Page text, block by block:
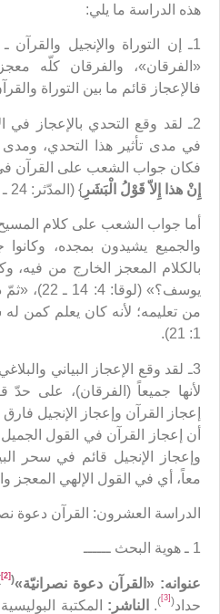
هذه الدراسة ما يلي:
1ـ إن التوراة والإنجيل
«الفرقان»، والفرقان كلّه
فالإعجاز قائم ما بين التوراة
2ـ لقد وقع التحدي بالإعجاز في
في مدى تأثير هذا التحدي،
فكان جواب الشعب على القرآن
إِنْ هذا إِلاّ قَوْلُ الْبَشَرِ } (المدّثر: 24 ـ 25).
أما جواب الشعب على كلام
والجميع يشيدون بمجده،
بالكلام المعجز الخارج من فيه،
يوسف؟»
من تعليمه؛ لأنه كان يعلم كمن
1: 21).
3ـ لقد وقع الإعجاز البياني
لأنها جميعاً (الفرقان)، على حدّ
إعجاز القرآن وإعجاز الإنجيل
أن إعجاز القرآن في القول
وإعجاز الإنجيل قائم في سحر
معاً، أي في القول الإلهي المعجز
الدراسة العشرون: القرآن دعوة
1 ـ هوية البحث ــــــ
عنوانه: «القرآن دعوة نصرانيّة»(
[2]
حداد(
[3]
)
. الناشر: المكتبة